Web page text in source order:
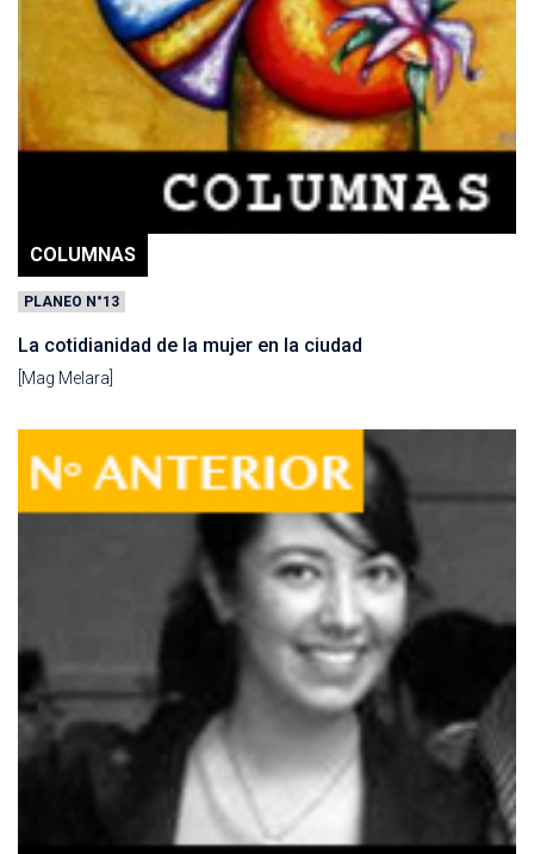
COLUMNAS
PLANEO N°13
La cotidianidad de la mujer en la ciudad
[Mag Melara]